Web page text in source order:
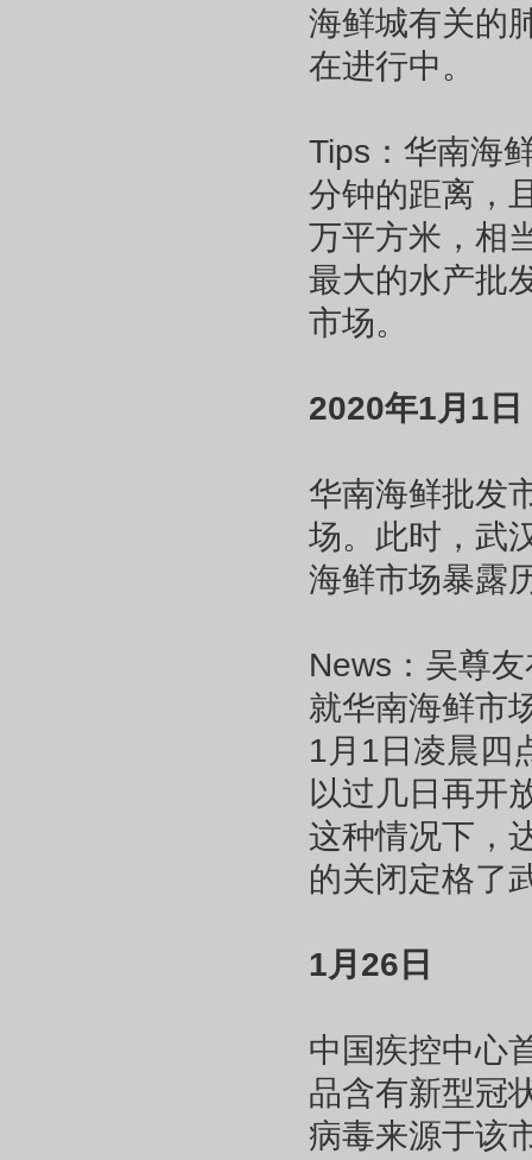
海鲜城有关的
在进行中。
Tips：华南海
分钟的距离，
万平方米，相
最大的水产批
市场。
2020年1月1日
华南海鲜批发
场。此时，武
海鲜市场暴露
News：吴尊
就华南海鲜市
1月1日凌晨四
以过几日再开
这种情况下，
的关闭定格了
1月26日
中国疾控中心
品含有新型冠
病毒来源于该